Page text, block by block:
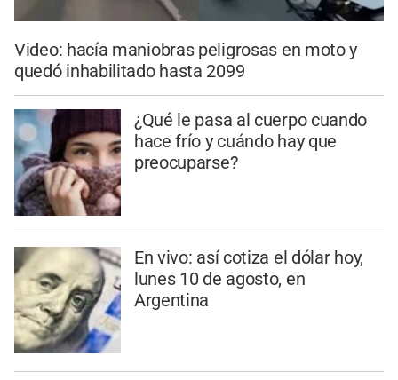
Video: hacía maniobras peligrosas en moto y
quedó inhabilitado hasta 2099
¿Qué le pasa al cuerpo cuando
hace frío y cuándo hay que
preocuparse?
En vivo: así cotiza el dólar hoy,
lunes 10 de agosto, en
Argentina